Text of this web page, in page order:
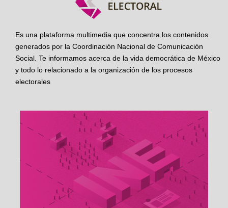
Es una plataforma multimedia que concentra los contenidos
generados por la Coordinación Nacional de Comunicación
Social. Te informamos acerca de la vida democrática de México
y todo lo relacionado a la organización de los procesos
electorales